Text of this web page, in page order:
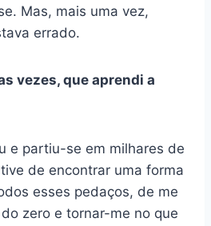
Mas, mais uma vez,
errado.
vezes, que aprendi a
e partiu-se em milhares de
de encontrar uma forma
esses pedaços, de me
zero e tornar-me no que